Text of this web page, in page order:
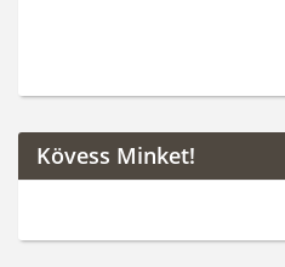
Kövess Minket!